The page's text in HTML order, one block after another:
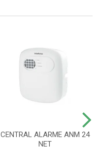
CENTRAL ALARME ANM 24
NET